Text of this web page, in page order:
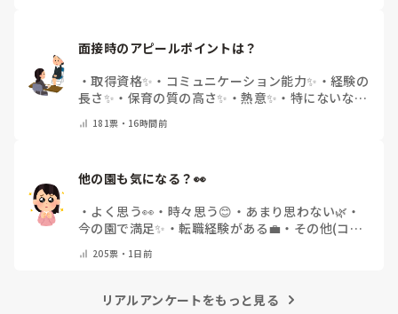
面接時のアピールポイントは？
・取得資格✨ ・ コミュニケーション能力✨ ・ 経験の
長さ✨ ・ 保育の質の高さ✨ ・熱意✨ ・ 特にないな・
181票・ 16時間前
他の園も気になる？👀
・ よく思う👀 ・ 時々思う😊 ・ あまり思わない🌿 ・
今の園で満足✨ ・転職経験がある💼 ・ その他(コメ
205票・ 1日前
リアルアンケートをもっと見る